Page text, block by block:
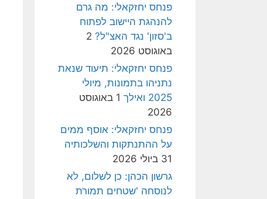
פנחס יחזקאלי: מה גרם
להנהגת היישוב לפתוח
ב'סזון' נגד האצ"ל? 2
באוגוסט 2026
פנחס יחזקאלי: תיעוד שנאת
נתניהו בתמונות, מיולי
2025 ואילך
1 באוגוסט
2026
פנחס יחזקאלי: אוסף ממים
על ההתנתקות והשלכותיה
31 ביולי 2026
גרשון הכהן: כן לשלום, לא
לנוסחה 'שטחים תמורת